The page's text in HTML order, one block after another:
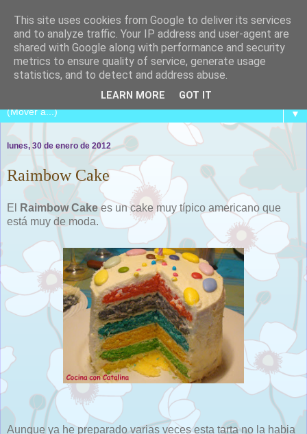
COCINA CON CATALINA
▼
lunes, 30 de enero de 2012
Raimbow Cake
El Raimbow Cake es un cake muy típico americano que
está muy de moda.
Aunque ya he preparado varias veces esta tarta no la habia
This site uses cookies from Google to deliver its services
and to analyze traffic. Your IP address and user-agent are
shared with Google along with performance and security
metrics to ensure quality of service, generate usage
statistics, and to detect and address abuse.
LEARN MORE GOT IT